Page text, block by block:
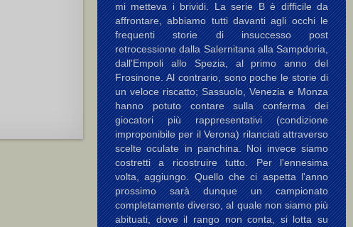
mi metteva i brividi. La serie B è difficile da
affrontare, abbiamo tutti davanti agli occhi le
frequenti storie di insuccesso post
retrocessione dalla Salernitana alla Sampdoria,
dall'Empoli allo Spezia, al primo anno del
Frosinone. Al contrario, sono poche le storie di
un veloce riscatto; Sassuolo, Venezia e Monza
hanno potuto contare sulla conferma dei
giocatori più rappresentativi (condizione
improponibile per il Verona) rilanciati attraverso
scelte oculate in panchina. Noi invece siamo
costretti a ricostruire tutto. Per l'ennesima
volta, aggiungo. Quello che ci aspetta l'anno
prossimo sarà dunque un campionato
completamente diverso, al quale non siamo più
abituati, dove il rango non conta, si lotta su